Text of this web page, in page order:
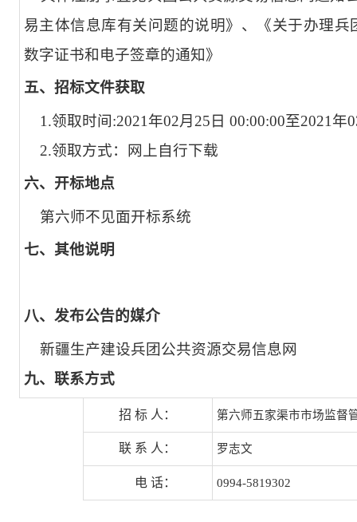
易主体信息库有关问题的说明》、《关于办理
数字证书和电子签章的通知》
五、招标文件获取
1.领取时间:2021年02月25日 00:00:00至2021年
2.领取方式：网上自行下载
六、开标地点
第六师不见面开标系统
七、其他说明
八、发布公告的媒介
新疆生产建设兵团公共资源交易信息网
九、联系方式
招 标 人： 第六师五家渠市市场监督
联 系 人： 罗志文
电 话： 0994-5819302